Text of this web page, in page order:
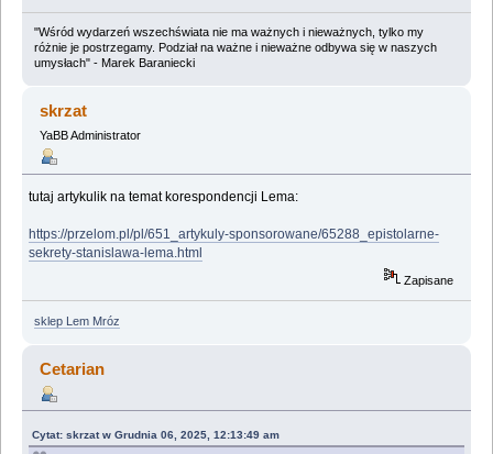
"Wśród wydarzeń wszechświata nie ma ważnych i nieważnych, tylko my
różnie je postrzegamy. Podział na ważne i nieważne odbywa się w naszych
umysłach" - Marek Baraniecki
skrzat
YaBB Administrator
tutaj artykulik na temat korespondencji Lema:
https://przelom.pl/pl/651_artykuly-sponsorowane/65288_epistolarne-
sekrety-stanislawa-lema.html
Zapisane
sklep Lem Mróz
Cetarian
Cytat: skrzat w Grudnia 06, 2025, 12:13:49 am